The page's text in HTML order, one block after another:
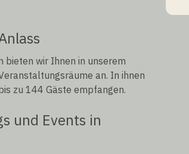
bieten wir Ihnen in unserem
an. In ihnen
zu 144 Gäste empfangen.
und Events in